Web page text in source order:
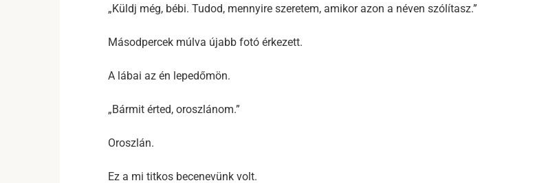
„Küldj még, bébi. Tudod, mennyire szeretem, amikor azon a néven szólítasz.”
Másodpercek múlva újabb fotó érkezett.
A lábai az én lepedőmön.
„Bármit érted, oroszlánom.”
Oroszlán.
Ez a mi titkos becenevünk volt.